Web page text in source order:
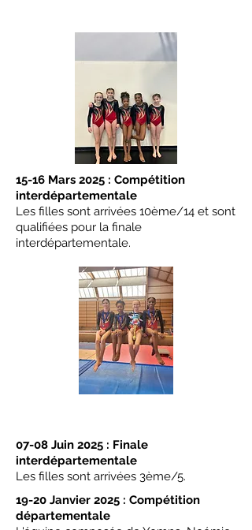
15-16 Mars 2025 : Compétition
interdépartementale
Les filles sont arrivées 10ème/14 et sont
qualifiées pour la finale
interdépartementale.
07-08 Juin 2025 : Finale
interdépartementale
Les filles sont arrivées 3ème/5.
19-20 Janvier 2025 : Compétition
départementale